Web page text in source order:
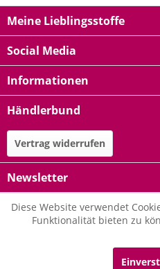
Meine Lieblingsstoffe
Social Media
Informationen
Händlerbund
Vertrag widerrufen
Newsletter
Diese Website verwendet
Funktionalität bieten zu